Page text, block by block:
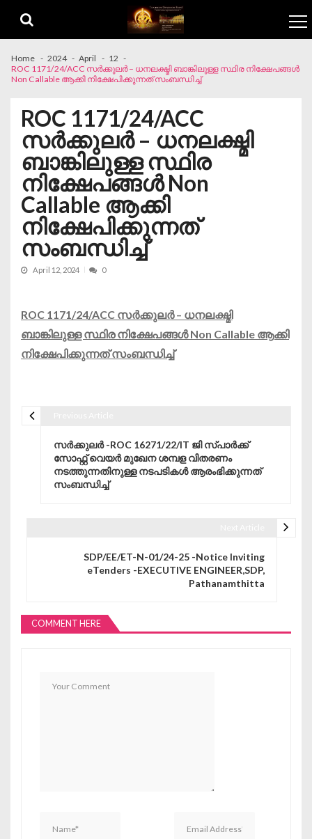
Home 2024 April
12
ROC 1171/24/ACC സർക്കുലർ – ധനലക്ഷ്മി ബാങ്കിലുള്ള സ്ഥിര നിക്ഷേപങ്ങൾ
Non Callable ആക്കി നിക്ഷേപിക്കുന്നത് സംബന്ധിച്ച്
ROC 1171/24/ACC
സർക്കുലർ – ധനലക്ഷ്മി
ബാങ്കിലുള്ള സ്ഥിര
നിക്ഷേപങ്ങൾ Non
Callable ആക്കി
നിക്ഷേപിക്കുന്നത്
സംബന്ധിച്ച്
April 12, 2024 0
ROC 1171/24/ACC സർക്കുലർ – ധനലക്ഷ്മി
ബാങ്കിലുള്ള സ്ഥിര നിക്ഷേപങ്ങൾ Non Callable ആക്കി
നിക്ഷേപിക്കുന്നത് സംബന്ധിച്ച്
സർക്കുലർ -ROC 16271/22/IT ജി സ്പാർക്ക്
സോഫ്റ്റ് വെയർ മുഖേന ശമ്പള വിതരണം
നടത്തുന്നതിനുള്ള നടപടികൾ ആരംഭിക്കുന്നത്
സംബന്ധിച്ച്
SDP/EE/ET-N-01/24-25 -Notice Inviting
eTenders -EXECUTIVE ENGINEER,SDP,
Pathanamthitta
COMMENT HERE